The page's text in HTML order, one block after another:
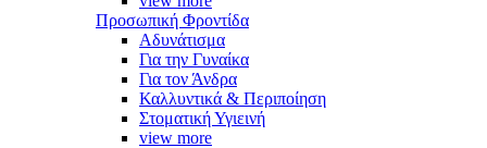
Προσωπική Φροντίδα
Αδυνάτισμα
Για την Γυναίκα
Για τον Άνδρα
Καλλυντικά & Περιποίηση
Στοματική Υγιεινή
view more